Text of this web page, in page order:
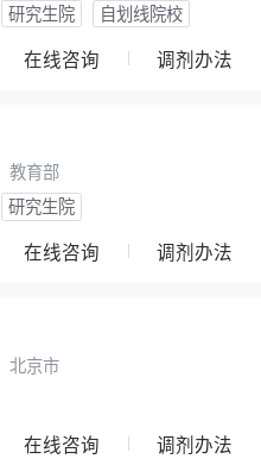
研究生院 自划线院校
在线咨询 调剂办法
教育部
研究生院
在线咨询 调剂办法
北京市
在线咨询 调剂办法